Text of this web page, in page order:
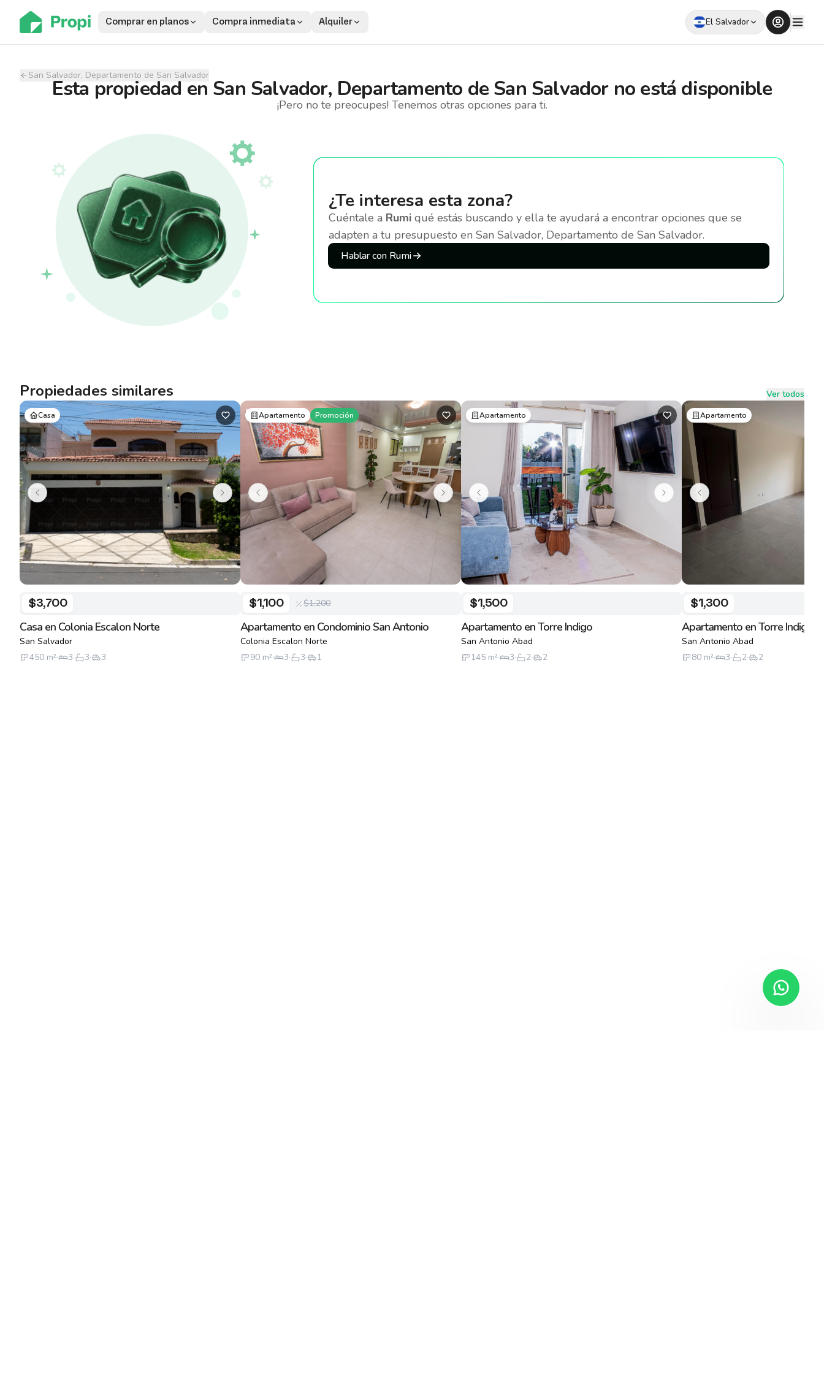
Comprar en planos Compra inmediata Alquiler El Salvador
San Salvador, Departamento de San Salvador
Esta propiedad en San Salvador, Departamento de San Salvador no está disponible
¡Pero no te preocupes! Tenemos otras opciones para ti.
¿Te interesa esta zona?
Cuéntale a Rumi qué estás buscando y ella te ayudará a encontrar opciones que se
adapten a tu presupuesto en San Salvador, Departamento de San Salvador.
Hablar con Rumi
Propiedades similares Ver todos
Casa
$3,700
Casa en Colonia Escalon Norte
San Salvador
450 m²· 3· 3· 3
Apartamento Promoción
$1,100 $1,200
Apartamento en Condominio San Antonio
Colonia Escalon Norte
90 m²· 3· 3· 1
Apartamento
$1,500
Apartamento en Torre Indigo
San Antonio Abad
145 m²· 3· 2· 2
Apartamento
$1,300
Apartamento en Torre Indigo
San Antonio Abad
80 m²· 3· 2· 2